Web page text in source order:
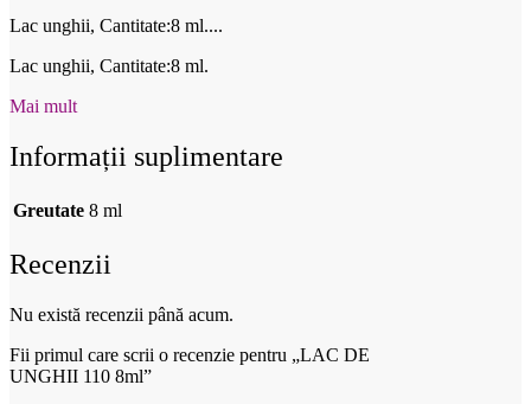
Lac unghii, Cantitate:8 ml....
Lac unghii, Cantitate:8 ml.
Mai mult
Informații suplimentare
Greutate 8 ml
Recenzii
Nu există recenzii până acum.
Fii primul care scrii o recenzie pentru „LAC DE
UNGHII 110 8ml”